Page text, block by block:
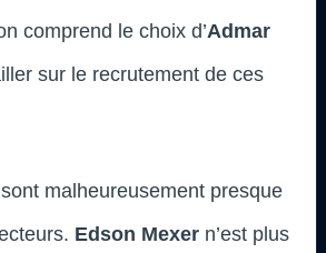
comprend le choix d’Admar
sur le recrutement de ces
malheureusement presque
Edson Mexer n’est plus